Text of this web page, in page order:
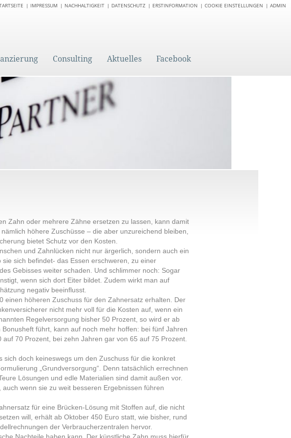
Consulting Aktuelles Facebook
IMPRESSUM NACHHALTIGKEIT DATENSCHUTZ ERSTINFORMATION COOKIE EINSTELLUNGEN ADMIN
Zahn oder mehrere Zähne ersetzen zu lassen, kann damit
höhere Zuschüsse – die aber unzureichend bleiben,
bietet Schutz vor den Kosten.
und Zahnlücken nicht nur ärgerlich, sondern auch ein
sich befindet- das Essen erschweren, zu einer
Gebisses weiter schaden. Und schlimmer noch: Sogar
wenn sich dort Eiter bildet. Zudem wirkt man auf
negativ beeinflusst.
einen höheren Zuschuss für den Zahnersatz erhalten. Der
nicht mehr voll für die Kosten auf, wenn ein
Regelversorgung bisher 50 Prozent, so wird er ab
führt, kann auf noch mehr hoffen: bei fünf Jahren
70 Prozent, bei zehn Jahren gar von 65 auf 75 Prozent.
doch keineswegs um den Zuschuss für die konkret
„Grundversorgung“. Denn tatsächlich errechnen
Lösungen und edle Materialien sind damit außen vor.
wenn sie zu weit besseren Ergebnissen führen
für eine Brücken-Lösung mit Stoffen auf, die nicht
will, erhält ab Oktober 450 Euro statt, wie bisher, rund
der Verbraucherzentralen hervor.